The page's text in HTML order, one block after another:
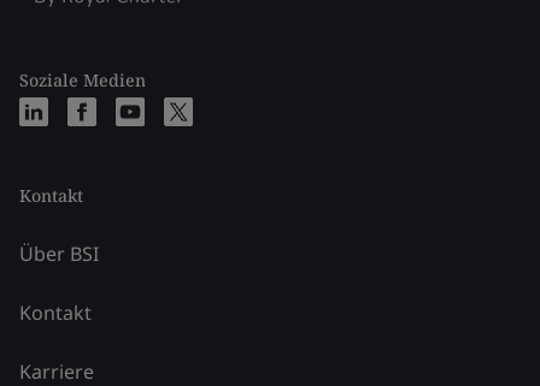
Soziale Medien
Kontakt
Über BSI
Kontakt
Karriere